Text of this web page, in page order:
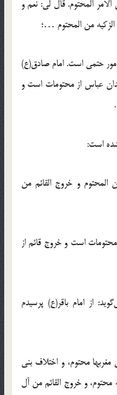
المحتوم. قال لی: نعم و
من المحتوم …؛
امور حتمی است. امام صادق(ع)
عباس از محتومات است و
است:
المحتوم و خروج القائم من
است و خروج قائم از
از امام باقر(ع) پرسیدم
محتوم، و اختلاف بني
محتوم، و خروج القائم من آل